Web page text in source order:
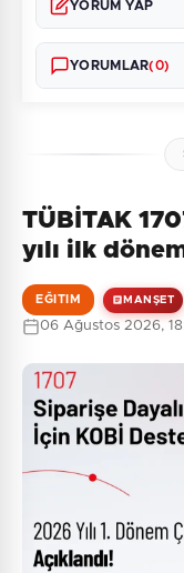
YORUM YAP
YORUMLAR(0)
Henüz yorum
TÜBİTAK
yılı ilk
EĞITIM MANŞET
06 Ağustos 2026,